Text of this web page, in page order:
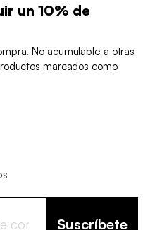
un 10% de
No acumulable a otras
marcados como
Suscríbete